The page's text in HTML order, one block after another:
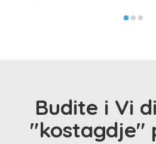
Budite i Vi
"kostagdje"